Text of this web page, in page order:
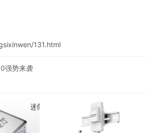
131.html
强势来袭